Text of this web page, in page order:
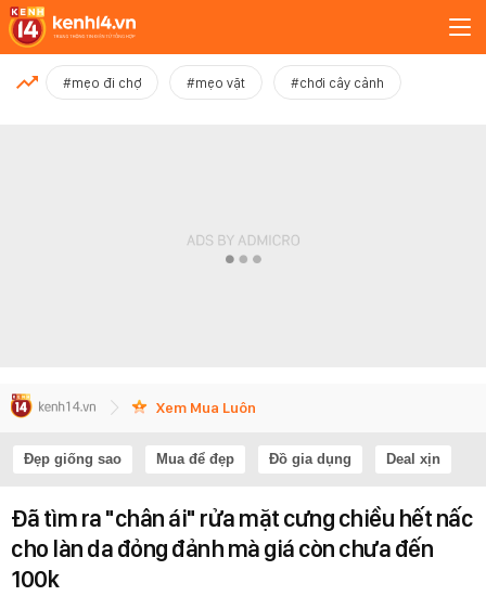
MỚI NHẤT
#mẹo đi chợ #mẹo vặt #chơi cây cảnh
Xem Mua Luôn
Đẹp giống sao Mua để đẹp Đồ gia dụng Deal xịn
Đã tìm ra "chân ái" rửa mặt cưng chiều hết nấc
cho làn da đỏng đảnh mà giá còn chưa đến
100k